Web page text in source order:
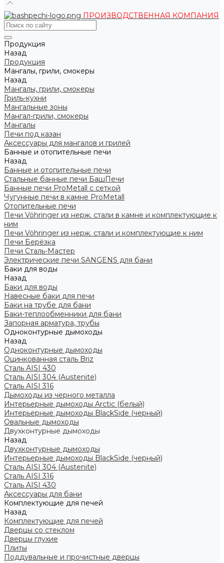
ПРОИЗВОДСТВЕННАЯ КОМПАНИЯ
Продукция
Назад
Продукция
Мангалы, грили, смокеры
Назад
Мангалы, грили, смокеры
Гриль-кухни
Мангальные зоны
Мангал-грили, смокеры
Мангалы
Печи под казан
Аксессуары для мангалов и грилей
Банные и отопительные печи
Назад
Банные и отопительные печи
Стальные банные печи БашПечи
Банные печи ProMetall с сеткой
Чугунные печи в камне ProMetall
Отопительные печи
Печи Vöhringer из нерж. стали в камне и комплектующие к
ним
Печи Vöhringer из нерж. стали и комплектующие к ним
Печи Берёзка
Печи Сталь-Мастер
Электрические печи SANGENS для бани
Баки для воды
Назад
Баки для воды
Навесные баки для печи
Баки на трубе для бани
Баки-теплообменники для бани
Запорная арматура, трубы
Одноконтурные дымоходы
Назад
Одноконтурные дымоходы
Оцинкованная сталь Briz
Сталь AISI 430
Сталь AISI 304 (Austenite)
Сталь AISI 316
Дымоходы из черного металла
Интерьерные дымоходы Arctic (белый)
Интерьерные дымоходы BlackSide (черный)
Овальные дымоходы
Двухконтурные дымоходы
Назад
Двухконтурные дымоходы
Интерьерные дымоходы BlackSide (черный)
Сталь AISI 304 (Austenite)
Сталь AISI 316
Сталь AISI 430
Аксессуары для бани
Комплектующие для печей
Назад
Комплектующие для печей
Дверцы со стеклом
Дверцы глухие
Плиты
Поддувальные и прочистные дверцы